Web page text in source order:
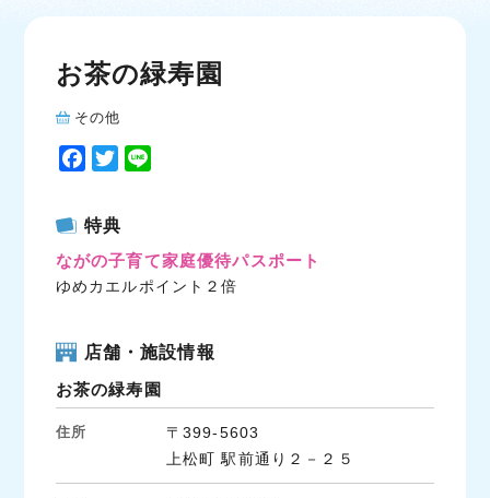
お茶の緑寿園
その他
F
e
b
o
k
T
t
t
e
特典
ながの子育て家庭優待パスポート
ゆめカエルポイント２倍
店舗・施設情報
お茶の緑寿園
住所
〒399-5603
上松町 駅前通り２－２５